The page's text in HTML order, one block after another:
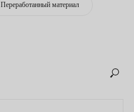
Переработанный материал